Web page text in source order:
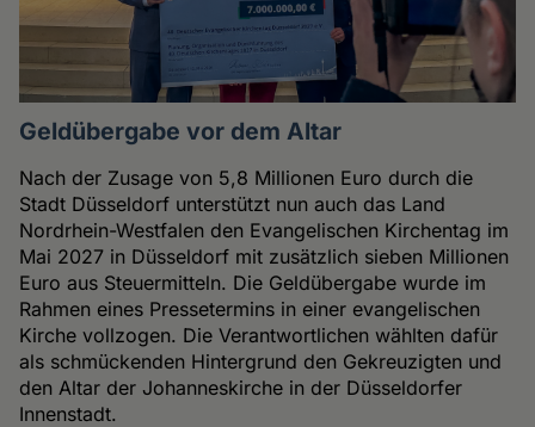
Geldübergabe vor dem Altar
Nach der Zusage von 5,8 Millionen Euro durch die
Stadt Düsseldorf unterstützt nun auch das Land
Nordrhein-Westfalen den Evangelischen Kirchentag im
Mai 2027 in Düsseldorf mit zusätzlich sieben Millionen
Euro aus Steuermitteln. Die Geldübergabe wurde im
Rahmen eines Pressetermins in einer evangelischen
Kirche vollzogen. Die Verantwortlichen wählten dafür
als schmückenden Hintergrund den Gekreuzigten und
den Altar der Johanneskirche in der Düsseldorfer
Innenstadt.